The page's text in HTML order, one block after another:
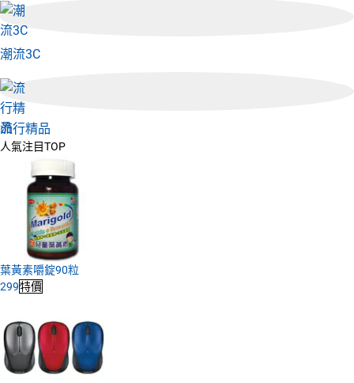
潮流3C
流行精品
人氣注目TOP
葉黃素嚼錠90粒
299特價